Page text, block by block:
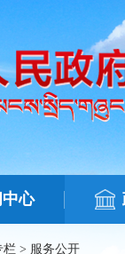
心
栏 > 服务公开